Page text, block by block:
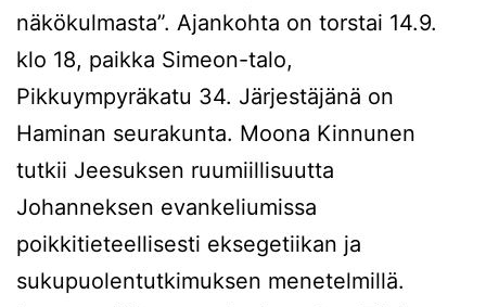
näkökulmasta”. Ajankohta on torstai 14.9.
klo 18, paikka Simeon-talo,
Pikkuympyräkatu 34. Järjestäjänä on
Haminan seurakunta. Moona Kinnunen
tutkii Jeesuksen ruumiillisuutta
Johanneksen evankeliumissa
poikkitieteellisesti eksegetiikan ja
sukupuolentutkimuksen menetelmillä.